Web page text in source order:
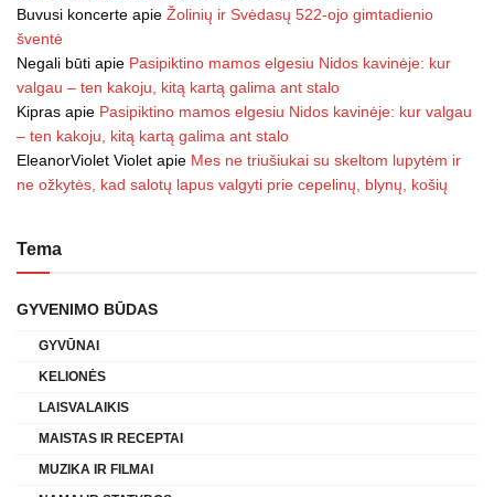
Buvusi koncerte apie Žolinių ir Svėdasų 522-ojo gimtadienio
šventė
Negali būti apie Pasipiktino mamos elgesiu Nidos kavinėje: kur
valgau – ten kakoju, kitą kartą galima ant stalo
Kipras apie Pasipiktino mamos elgesiu Nidos kavinėje: kur valgau
– ten kakoju, kitą kartą galima ant stalo
EleanorViolet Violet apie Mes ne triušiukai su skeltom lupytėm ir
ne ožkytės, kad salotų lapus valgyti prie cepelinų, blynų, košių
Tema
GYVENIMO BŪDAS
GYVŪNAI
KELIONĖS
LAISVALAIKIS
MAISTAS IR RECEPTAI
MUZIKA IR FILMAI